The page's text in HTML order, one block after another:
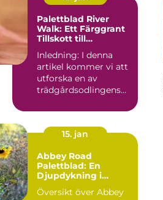
Palettblad River
Walk: Ett Färggrant
Tillskott till
Inledning: I denna
artikel kommer vi att
utforska en av
trädgårdsodlingens
Palet...
15. jan
Abbey Road
Palettblad: En
Djupdykning i
Egenskaperna och
Översikt över Abbey